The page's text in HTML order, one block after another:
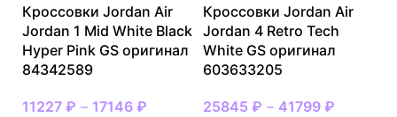
Кроссовки Jordan Air
Jordan 1 Mid White Black
Hyper Pink GS оригинал
84342589
11227 ₽ – 17146 ₽
Кроссовки Jordan Air
Jordan 4 Retro Tech
White GS оригинал
603633205
25845 ₽ – 41799 ₽